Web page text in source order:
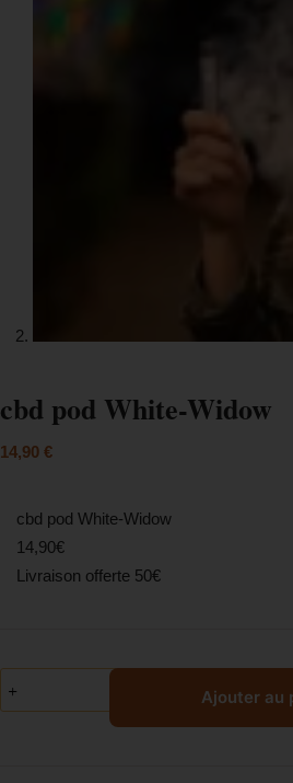
cbd pod White-Widow
14,90 €
cbd pod White-Widow
14,90€
Livraison offerte 50€
Ajouter au